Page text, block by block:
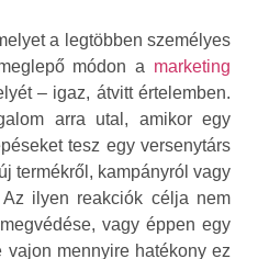
a legtöbben személyes
módon a marketing
– igaz, átvitt értelemben.
arra utal, amikor egy
tesz egy versenytárs
termékről, kampányról vagy
ilyen reakciók célja nem
vagy éppen egy
vajon mennyire hatékony ez